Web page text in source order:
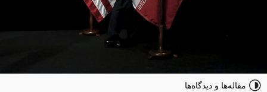
مقاله‌ها و دیدگاه‌ها